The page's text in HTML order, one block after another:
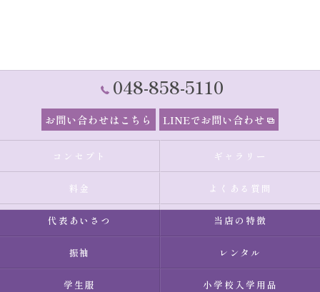
048-858-5110
お問い合わせはこちら LINEでお問い合わせ
コンセプト ギャラリー
料金 よくある質問
代表あいさつ 当店の特徴
振袖 レンタル
学生服 小学校入学用品